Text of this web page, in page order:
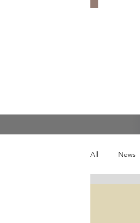
All News